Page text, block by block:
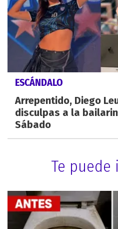
ESCÁNDALO
Arrepentido, Diego
disculpas a la
Sábado
Te puede